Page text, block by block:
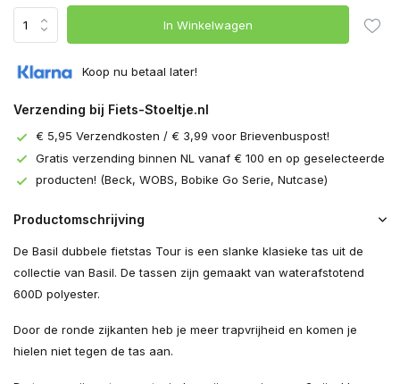
In Winkelwagen
Koop nu betaal later!
Verzending bij Fiets-Stoeltje.nl
€ 5,95 Verzendkosten / € 3,99 voor Brievenbuspost!
Gratis verzending binnen NL vanaf € 100 en op geselecteerde
producten! (Beck, WOBS, Bobike Go Serie, Nutcase)
Productomschrijving
De Basil dubbele fietstas Tour is een slanke klasieke tas uit de
collectie van Basil. De tassen zijn gemaakt van waterafstotend
600D polyester.
Door de ronde zijkanten heb je meer trapvrijheid en komen je
hielen niet tegen de tas aan.